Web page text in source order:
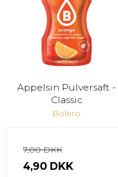
Appelsin Pulversaft -
Classic
Bolero
7,00 DKK
4,90 DKK